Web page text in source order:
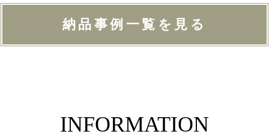
納品事例一覧を見る
INFORMATION